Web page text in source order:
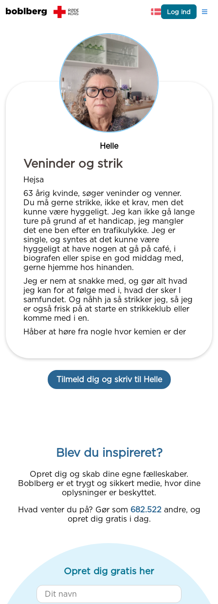
Log ind
Helle
Veninder og strik
Hejsa
63 årig kvinde, søger veninder og venner.
Du må gerne strikke, ikke et krav, men det
kunne være hyggeligt. Jeg kan ikke gå lange
ture på grund af et handicap, jeg mangler
det ene ben efter en trafikulykke. Jeg er
single, og syntes at det kunne være
hyggeligt at have nogen at gå på café, i
biografen eller spise en god middag med,
gerne hjemme hos hinanden.
Jeg er nem at snakke med, og gør alt hvad
jeg kan for at følge med i, hvad der sker I
samfundet. Og nåhh ja så strikker jeg, så jeg
er også frisk på at starte en strikkeklub eller
komme med i en.
Håber at høre fra nogle hvor kemien er der
Tilmeld dig og skriv til Helle
Blev du inspireret?
Opret dig og skab dine egne fælleskaber.
Boblberg er et trygt og sikkert medie, hvor dine
oplysninger er beskyttet.
Hvad venter du på? Gør som 682.522 andre, og
opret dig gratis i dag.
Opret dig gratis her